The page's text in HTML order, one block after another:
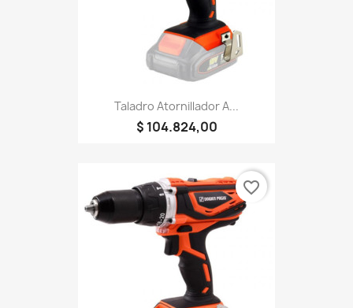
Taladro Atornillador A...
$ 104.824,00
favorite_border